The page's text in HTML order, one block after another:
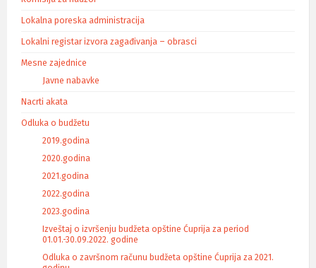
Lokalna poreska administracija
Lokalni registar izvora zagađivanja – obrasci
Mesne zajednice
Javne nabavke
Nacrti akata
Odluka o budžetu
2019.godina
2020.godina
2021.godina
2022.godina
2023.godina
Izveštaj o izvršenju budžeta opštine Ćuprija za period
01.01.-30.09.2022. godine
Odluka o završnom računu budžeta opštine Ćuprija za 2021.